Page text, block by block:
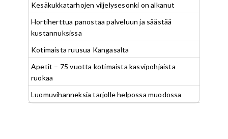
Kesäkukkatarhojen viljelysesonki on alkanut
Hortiherttua panostaa palveluun ja säästää
kustannuksissa
Kotimaista ruusua Kangasalta
Apetit – 75 vuotta kotimaista kasvipohjaista
ruokaa
Luomuvihanneksia tarjolle helpossa muodossa